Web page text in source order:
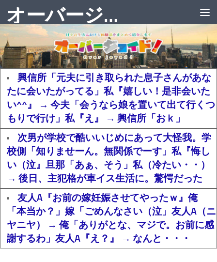
オーバージョイド！
興信所「元夫に引き取られた息子さんがあな
たに会いたがってる」私『嬉しい！是非会いた
い^^』 → 今夫「会うなら娘を置いて出て行くつ
もりで行け」私『え』 → 興信所「おｋ」
次男が学校で酷いいじめにあって大怪我。学
校側「知りませーん。無関係でーす」私『悔し
い（泣』旦那「あぁ、そう」私（冷たい・・）
→ 後日、主犯格が車イス生活に。驚愕だった
友人A『お前の嫁妊娠させてやったｗ』俺
「本当か？」嫁「ごめんなさい（泣」友人A（ニ
ヤニヤ） → 俺「ありがとな、マジで。お前に感
謝するわ」友人A『え？』 → なんと・・・